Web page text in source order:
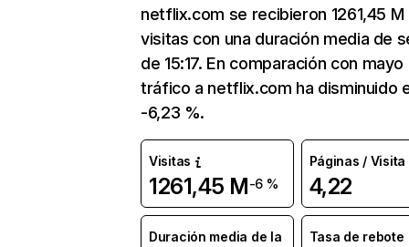
netflix.com se recibieron 1261,45 M
visitas con una duración media de
de 15:17. En comparación con mayo
tráfico a netflix.com ha disminuido
-6,23 %.
Visitas
1261,45 M-6 %
Páginas / Visita
4,22
Duración media de la
Tasa de rebote